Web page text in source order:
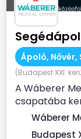
Ápoló, Nővér,
(Budapest XXI.
A Wáberer
csapatába
munkakörbe!
Wáberer
Budapest